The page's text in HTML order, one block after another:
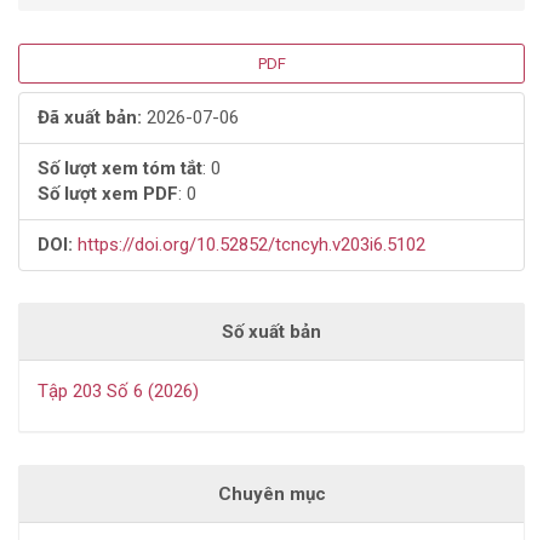
Thanh
bên
bài
viết
PDF
Đã xuất bản: 2026-07-06
Số lượt xem tóm tắt: 0
Số lượt xem PDF: 0
DOI: https://doi.org/10.52852/tcncyh.v203i6.5102
Số xuất bản
Tập 203 Số 6 (2026)
Chuyên mục